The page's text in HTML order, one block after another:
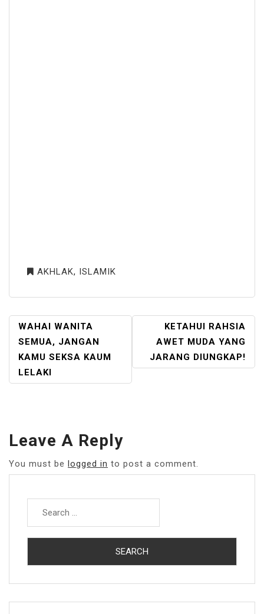
AKHLAK, ISLAMIK
POST
NAVIGATION
WAHAI WANITA
SEMUA, JANGAN
KAMU SEKSA KAUM
LELAKI
KETAHUI RAHSIA
AWET MUDA YANG
JARANG DIUNGKAP!
Leave A Reply
You must be logged in to post a comment.
Search